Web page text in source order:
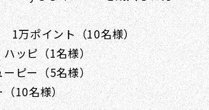
ポイント（10名様）
ッピ（1名様）
ピー（5名様）
10名様）